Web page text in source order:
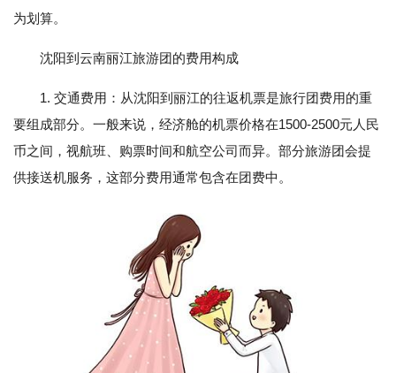
为划算。
沈阳到云南丽江旅游团的费用构成
1. 交通费用：从沈阳到丽江的往返机票是旅行团费用的重
要组成部分。一般来说，经济舱的机票价格在1500-2500元人民
币之间，视航班、购票时间和航空公司而异。部分旅游团会提
供接送机服务，这部分费用通常包含在团费中。